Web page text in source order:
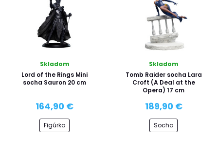
Skladom
Lord of the Rings Mini
socha Sauron 20 cm
164,90 €
Figúrka
Skladom
Tomb Raider socha Lara
Croft (A Deal at the
Opera) 17 cm
189,90 €
Socha